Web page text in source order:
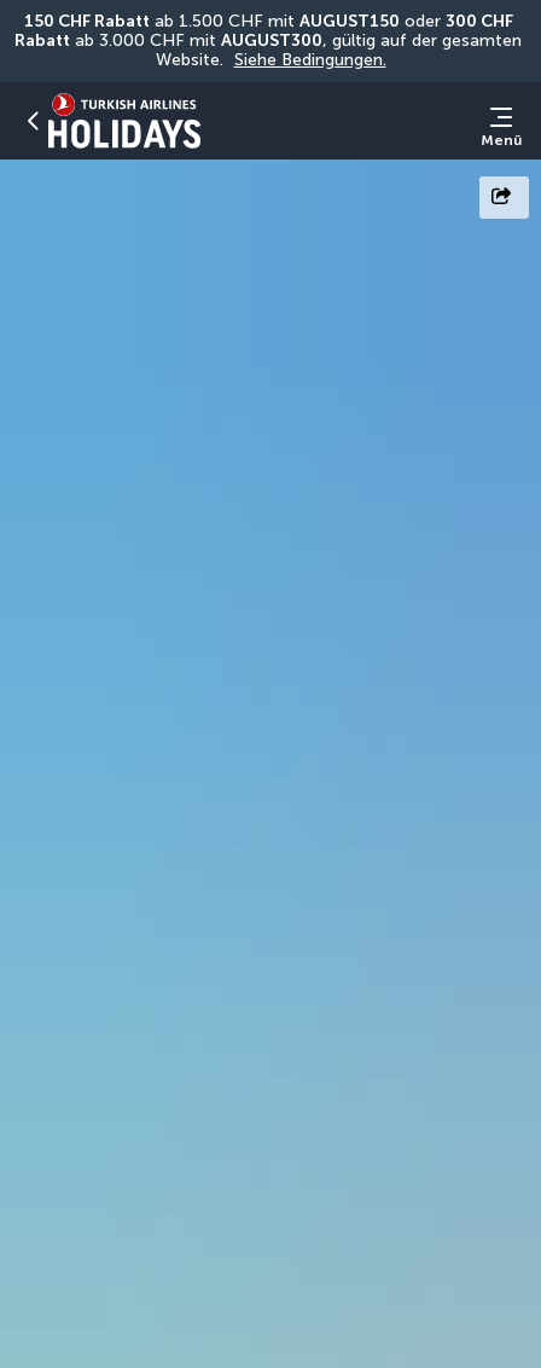
150 CHF Rabatt ab 1.500 CHF mit AUGUST150 oder 300 CHF
Rabatt ab 3.000 CHF mit AUGUST300, gültig auf der gesamten
Website. Siehe Bedingungen.
Menü